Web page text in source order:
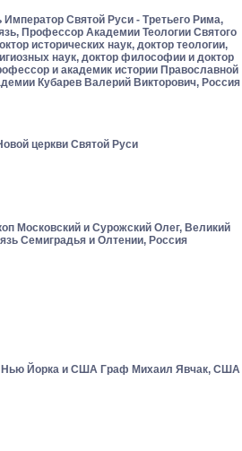
Император Святой Руси - Третьего Рима,
Профессор Академии Теологии Святого
исторических наук, доктор теологии,
наук, доктор философии и доктор
и академик истории Православной
Кубарев Валерий Викторович, Россия
церкви Святой Руси
Московский и Сурожский Олег, Великий
Семиградья и Олтении, Россия
Нью Йорка и США Граф Михаил Явчак, США